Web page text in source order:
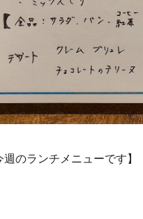
週のランチメニューです】